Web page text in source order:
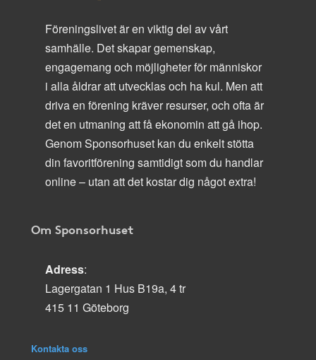
Föreningslivet är en viktig del av vårt
samhälle. Det skapar gemenskap,
engagemang och möjligheter för människor
i alla åldrar att utvecklas och ha kul. Men att
driva en förening kräver resurser, och ofta är
det en utmaning att få ekonomin att gå ihop.
Genom Sponsorhuset kan du enkelt stötta
din favoritförening samtidigt som du handlar
online – utan att det kostar dig något extra!
Om Sponsorhuset
Adress:
Lagergatan 1 Hus B19a, 4 tr
415 11 Göteborg
Kontakta oss